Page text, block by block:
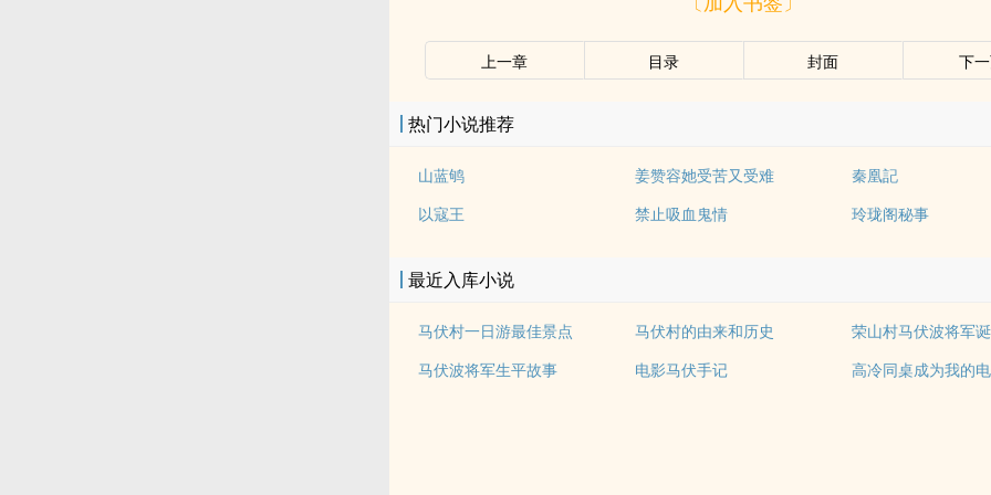
上一章 目录 封面 下
热门小说推荐
山蓝鸲 姜赞容她受苦又受难
秦凰記
以寇王
禁止吸血鬼情 玲珑阁秘事
最近入库小说
马伏村一日游最佳景点 马伏村的由来和历史
荣山村马伏波将军
马伏波将军生平故事
电影马伏手记